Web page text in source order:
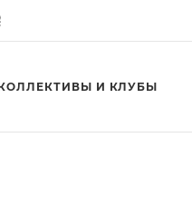
И КЛУБЫ